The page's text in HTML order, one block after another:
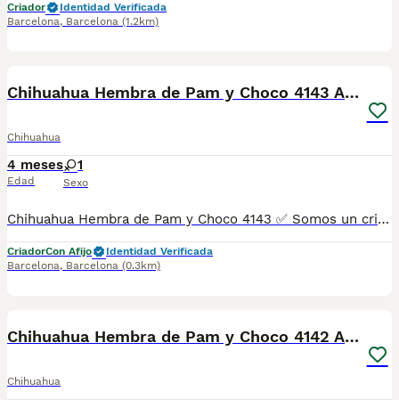
Criador
Identidad Verificada
Barcelona, Barcelona (1.2km)
Chihuahua Hembra de Pam y Choco 4143 AQUANATURA
Chihuahua
4 meses
Edad
1
Sexo
Chihuahua Hembra de Pam y Choco 4143 ✅ Somos un criadero autorizado y certificado por la Generalitat de Catalunya bajo el número de Núcleo Zoológico G25/00314. PARA MÁS INFORMACIÓN: ☎️ 933095977 📱 685878504 / 674320847 🐶 Programa una visita para conocerlos 💻 Más fotos y vídeos en nuestra web www.aquanatura.es 🚙 Hacemos envíos 📌 Calle Roger de Flor 45, muy cerca del Arc de Triomf de Barcelona, de Lunes a Sábados. Se entregan con sus vacunas, desparasitados interna y externamente, con microchip y su registro, cartilla sanitaria y contrato de garantías, documentación legal y factura. AQUANATURA
CriadorCon Afijo
Identidad Verificada
Barcelona, Barcelona (0.3km)
Chihuahua Hembra de Pam y Choco 4142 AQUANATURA
Chihuahua